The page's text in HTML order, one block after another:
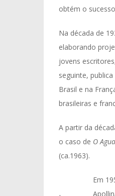
obtém o
Na década de
elaborando
jovens
seguinte,
Brasil e na
brasileiras e
A partir da
o caso de O
(ca.1963).
Em